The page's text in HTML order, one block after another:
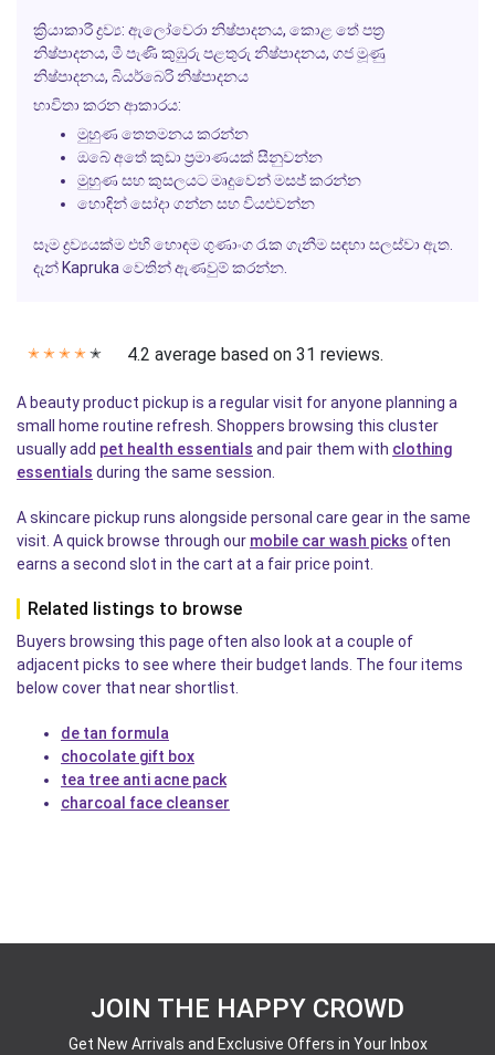
ක්‍රියාකාරී ද්‍රව්‍ය: ඇලෝවෙරා නිෂ්පාදනය, කොළ තේ පත්‍ර
නිෂ්පාදනය, මී පැණි කුඹුරු පළතුරු නිෂ්පාදනය, ගජ මූණු
නිෂ්පාදනය, බියර්බෙරි නිෂ්පාදනය
භාවිතා කරන ආකාරය:
මුහුණ තෙතමනය කරන්න
ඔබේ අතේ කුඩා ප්‍රමාණයක් සීනුවන්න
මුහුණ සහ කුසලයට මෘදුවෙන් මසජ් කරන්න
හොඳින් සෝදා ගන්න සහ වියළුවන්න
සෑම ද්‍රව්‍යයක්ම එහි හොඳම ගුණාංග රැක ගැනීම සඳහා සලස්වා ඇත.
දැන් Kapruka වෙතින් ඇණවුම් කරන්න.
✭ ✭ ✭ ✭ ✭ 4.2 average based on 31 reviews.
A beauty product pickup is a regular visit for anyone planning a
small home routine refresh. Shoppers browsing this cluster
usually add pet health essentials and pair them with clothing
essentials during the same session.
A skincare pickup runs alongside personal care gear in the same
visit. A quick browse through our mobile car wash picks often
earns a second slot in the cart at a fair price point.
Related listings to browse
Buyers browsing this page often also look at a couple of
adjacent picks to see where their budget lands. The four items
below cover that near shortlist.
de tan formula
chocolate gift box
tea tree anti acne pack
charcoal face cleanser
JOIN THE HAPPY CROWD
Get New Arrivals and Exclusive Offers in Your Inbox